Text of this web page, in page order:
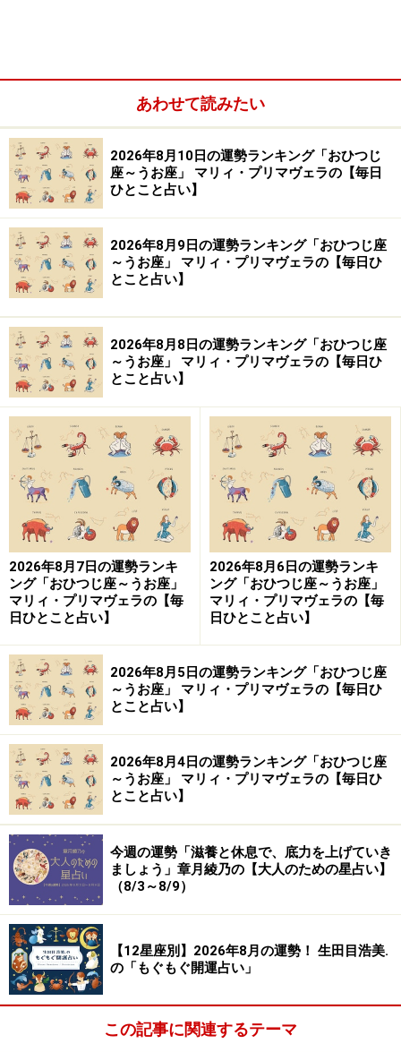
楽天市場で占い関連の商品をチェック！
あわせて読みたい
2026年8月10日の運勢ランキング「おひつじ
座～うお座」 マリィ・プリマヴェラの【毎日
ひとこと占い】
2026年8月9日の運勢ランキング「おひつじ座
～うお座」 マリィ・プリマヴェラの【毎日ひ
とこと占い】
2026年8月8日の運勢ランキング「おひつじ座
～うお座」 マリィ・プリマヴェラの【毎日ひ
とこと占い】
2026年8月7日の運勢ランキ
ング「おひつじ座～うお座」
マリィ・プリマヴェラの【毎
日ひとこと占い】
2026年8月6日の運勢ランキ
ング「おひつじ座～うお座」
マリィ・プリマヴェラの【毎
日ひとこと占い】
2026年8月5日の運勢ランキング「おひつじ座
～うお座」 マリィ・プリマヴェラの【毎日ひ
とこと占い】
2026年8月4日の運勢ランキング「おひつじ座
～うお座」 マリィ・プリマヴェラの【毎日ひ
とこと占い】
今週の運勢「滋養と休息で、底力を上げていき
ましょう」章月綾乃の【大人のための星占い】
（8/3～8/9）
【12星座別】2026年8月の運勢！ 生田目浩美.
の「もぐもぐ開運占い」
この記事に関連するテーマ